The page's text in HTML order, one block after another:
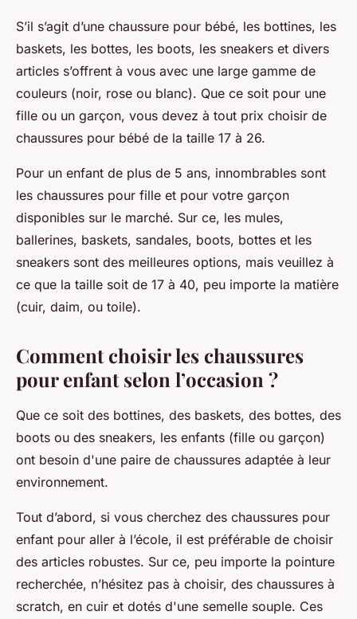
S’il s’agit d’une chaussure pour bébé, les bottines, les
baskets, les bottes, les boots, les sneakers et divers
articles s’offrent à vous avec une large gamme de
couleurs (noir, rose ou blanc). Que ce soit pour une
fille ou un garçon, vous devez à tout prix choisir de
chaussures pour bébé de la taille 17 à 26.
Pour un enfant de plus de 5 ans, innombrables sont
les chaussures pour fille et pour votre garçon
disponibles sur le marché. Sur ce, les mules,
ballerines, baskets, sandales, boots, bottes et les
sneakers sont des meilleures options, mais veuillez à
ce que la taille soit de 17 à 40, peu importe la matière
(cuir, daim, ou toile).
Comment choisir les chaussures
pour enfant selon l’occasion ?
Que ce soit des bottines, des baskets, des bottes, des
boots ou des sneakers, les enfants (fille ou garçon)
ont besoin d'une paire de chaussures adaptée à leur
environnement.
Tout d’abord, si vous cherchez des chaussures pour
enfant pour aller à l’école, il est préférable de choisir
des articles robustes. Sur ce, peu importe la pointure
recherchée, n’hésitez pas à choisir, des chaussures à
scratch, en cuir et dotés d'une semelle souple. Ces